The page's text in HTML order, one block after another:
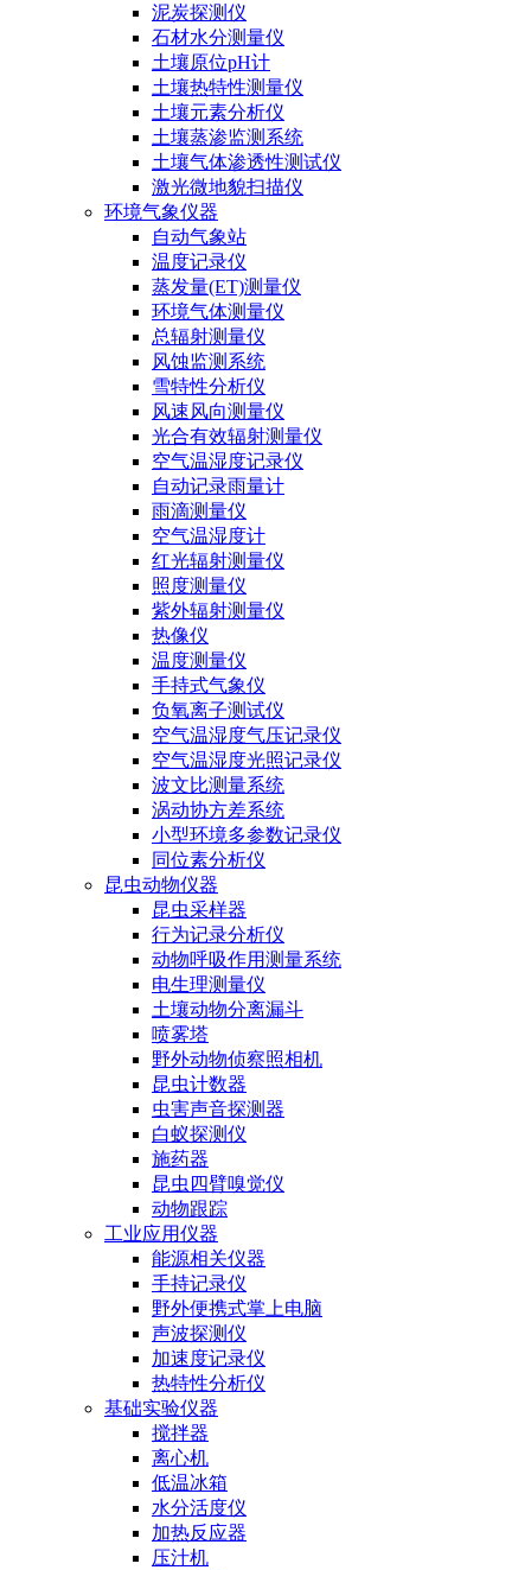
泥炭探测仪
石材水分测量仪
土壤原位pH计
土壤热特性测量仪
土壤元素分析仪
土壤蒸渗监测系统
土壤气体渗透性测试仪
激光微地貌扫描仪
环境气象仪器
自动气象站
温度记录仪
蒸发量(ET)测量仪
环境气体测量仪
总辐射测量仪
风蚀监测系统
雪特性分析仪
风速风向测量仪
光合有效辐射测量仪
空气温湿度记录仪
自动记录雨量计
雨滴测量仪
空气温湿度计
红光辐射测量仪
照度测量仪
紫外辐射测量仪
热像仪
温度测量仪
手持式气象仪
负氧离子测试仪
空气温湿度气压记录仪
空气温湿度光照记录仪
波文比测量系统
涡动协方差系统
小型环境多参数记录仪
同位素分析仪
昆虫动物仪器
昆虫采样器
行为记录分析仪
动物呼吸作用测量系统
电生理测量仪
土壤动物分离漏斗
喷雾塔
野外动物侦察照相机
昆虫计数器
虫害声音探测器
白蚁探测仪
施药器
昆虫四臂嗅觉仪
动物跟踪
工业应用仪器
能源相关仪器
手持记录仪
野外便携式掌上电脑
声波探测仪
加速度记录仪
热特性分析仪
基础实验仪器
搅拌器
离心机
低温冰箱
水分活度仪
加热反应器
压汁机